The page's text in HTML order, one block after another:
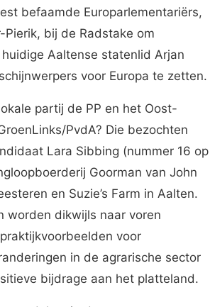
befaamde Europarlementariërs,
Pierik, bij de Radstake om
Aaltense statenlid Arjan
voor Europa te zetten.
partij de PP en het Oost-
PvdA? Die bezochten
Lara Sibbing (nummer 16 op
Goorman van John
en Suzie’s Farm in Aalten.
worden dikwijls naar voren
voor
in de agrarische sector
bijdrage aan het platteland.